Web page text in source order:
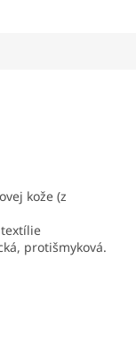
kože (z
protišmyková.